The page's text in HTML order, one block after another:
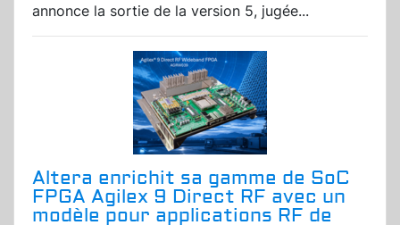
annonce la sortie de la version 5, jugée...
Altera enrichit sa gamme de SoC
FPGA Agilex 9 Direct RF avec un
modèle pour applications RF de